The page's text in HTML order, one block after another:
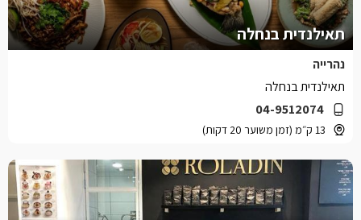
תאילנדית בנחלה
נהרייה
04-9512074
13 ק״מ (זמן משוער 20 דקות)
תאילנדית בנחלה